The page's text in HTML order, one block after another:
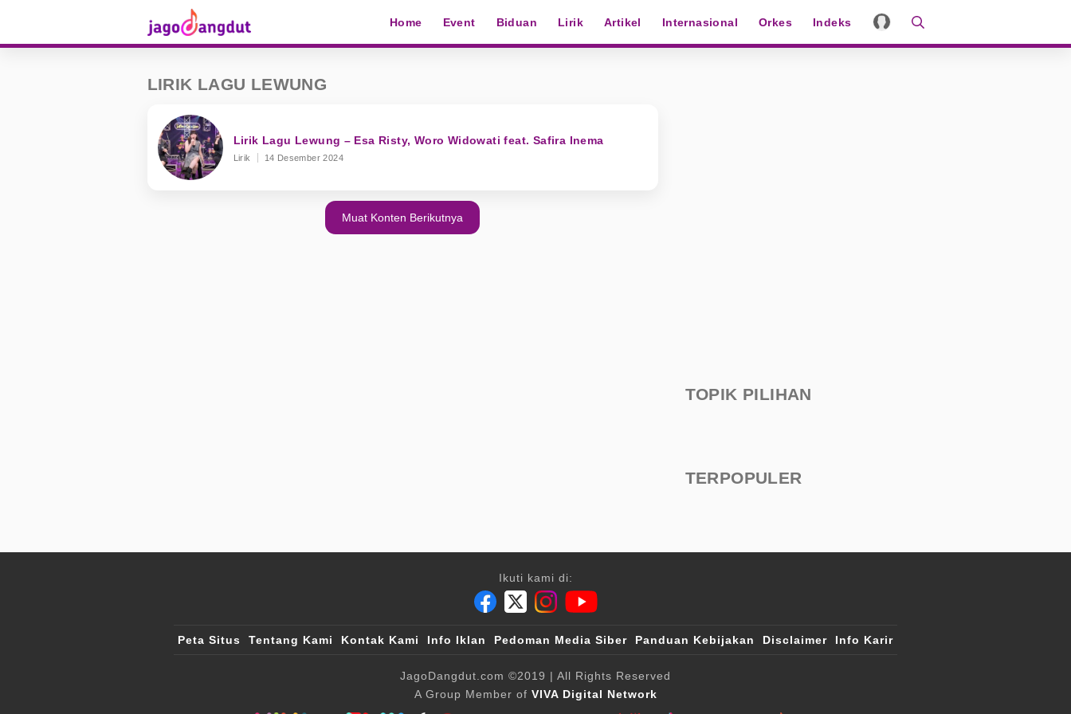
Home Event Biduan Lirik Artikel Internasional Orkes Indeks
LIRIK LAGU LEWUNG
Lirik Lagu Lewung – Esa Risty, Woro Widowati feat. Safira Inema
Lirik 14 Desember 2024
Muat Konten Berikutnya
TOPIK PILIHAN
TERPOPULER
Ikuti kami di:
Peta Situs Tentang Kami Kontak Kami Info Iklan Pedoman Media Siber Panduan Kebijakan Disclaimer Info Karir
JagoDangdut.com ©2019 | All Rights Reserved
A Group Member of VIVA Digital Network